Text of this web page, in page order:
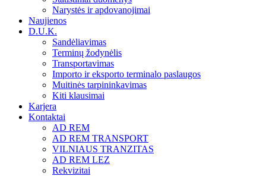
Narystės ir apdovanojimai
Naujienos
D.U.K.
Sandėliavimas
Terminų žodynėlis
Transportavimas
Importo ir eksporto terminalo paslaugos
Muitinės tarpininkavimas
Kiti klausimai
Karjera
Kontaktai
AD REM
AD REM TRANSPORT
VILNIAUS TRANZITAS
AD REM LEZ
Rekvizitai